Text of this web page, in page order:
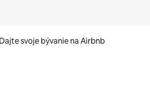
Dajte svoje bývanie na Airbnb